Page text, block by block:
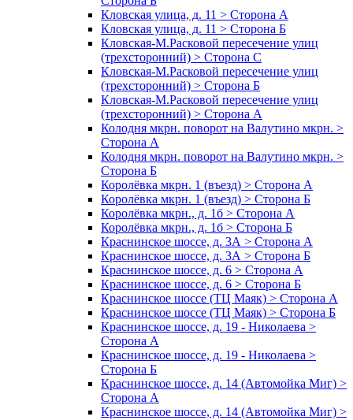
Кловская улица, д. 11 > Сторона А
Кловская улица, д. 11 > Сторона Б
Кловская-М.Расковой пересечение улиц
(трехсторонний) > Сторона С
Кловская-М.Расковой пересечение улиц
(трехсторонний) > Сторона Б
Кловская-М.Расковой пересечение улиц
(трехсторонний) > Сторона А
Колодня мкрн. поворот на Валутино мкрн. >
Сторона А
Колодня мкрн. поворот на Валутино мкрн. >
Сторона Б
Королёвка мкрн. 1 (въезд) > Сторона А
Королёвка мкрн. 1 (въезд) > Сторона Б
Королёвка мкрн., д. 1б > Сторона А
Королёвка мкрн., д. 1б > Сторона Б
Краснинское шоссе, д. 3А > Сторона А
Краснинское шоссе, д. 3А > Сторона Б
Краснинское шоссе, д. 6 > Сторона А
Краснинское шоссе, д. 6 > Сторона Б
Краснинское шоссе (ТЦ Маяк) > Сторона А
Краснинское шоссе (ТЦ Маяк) > Сторона Б
Краснинское шоссе, д. 19 - Николаева >
Сторона А
Краснинское шоссе, д. 19 - Николаева >
Сторона Б
Краснинское шоссе, д. 14 (Автомойка Миг) >
Сторона А
Краснинское шоссе, д. 14 (Автомойка Миг) >